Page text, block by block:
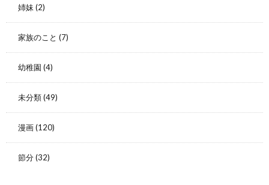
姉妹 (2)
家族のこと (7)
幼稚園 (4)
未分類(49)
漫画(120)
節分(32)